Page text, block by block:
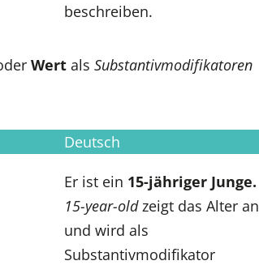
beschreiben.
Wert als Substantivmodifikatoren
Deutsch
Er ist ein 15-jähriger Junge.
15-year-old zeigt das Alter an
und wird als
Substantivmodifikator